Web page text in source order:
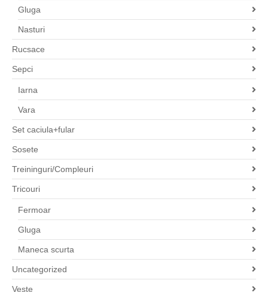
Gluga
Nasturi
Rucsace
Sepci
Iarna
Vara
Set caciula+fular
Sosete
Treininguri/Compleuri
Tricouri
Fermoar
Gluga
Maneca scurta
Uncategorized
Veste